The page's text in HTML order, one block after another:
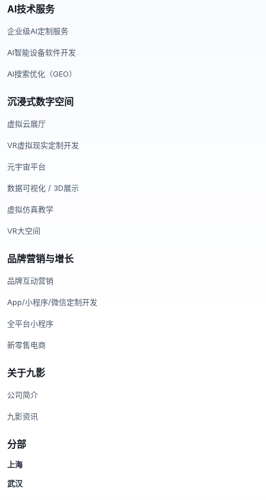
AI技术服务
企业级AI定制服务
AI智能设备软件开发
AI搜索优化（GEO）
沉浸式数字空间
虚拟云展厅
VR虚拟现实定制开发
元宇宙平台
数据可视化 / 3D展示
虚拟仿真教学
VR大空间
品牌营销与增长
品牌互动营销
App/小程序/微信定制开发
全平台小程序
新零售电商
关于九影
公司简介
九影资讯
分部
上海
武汉